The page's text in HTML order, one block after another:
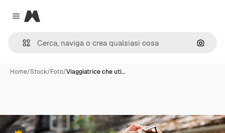
Close menu
Magnific
Cerca
Home/Stock/Foto/Viaggiatrice che uti…